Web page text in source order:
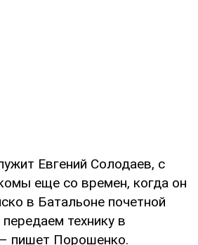
Евгений Солодаев, с
еще со времен, когда он
в Батальоне почетной
технику в
пишет Порошенко.